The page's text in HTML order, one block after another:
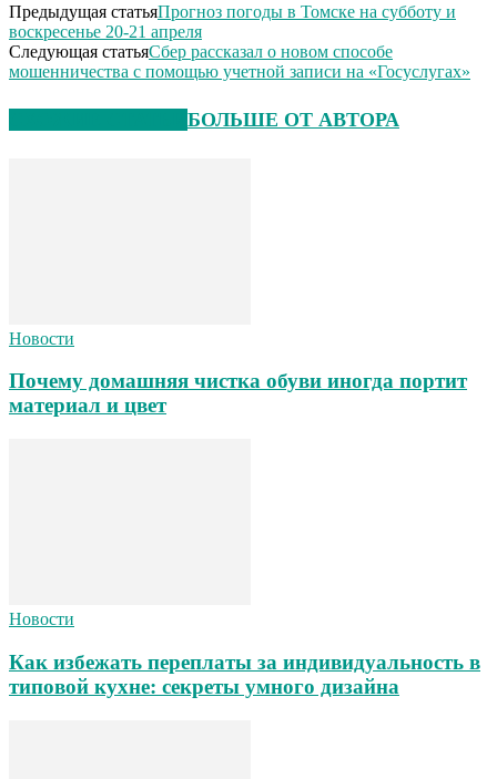
Предыдущая статьяПрогноз погоды в Томске на субботу и
воскресенье 20-21 апреля
Следующая статьяСбер рассказал о новом способе
мошенничества с помощью учетной записи на «Госуслугах»
БОЛЬШЕ ОТ АВТОРА
Новости
Почему домашняя чистка обуви иногда портит
материал и цвет
Новости
Как избежать переплаты за индивидуальность в
типовой кухне: секреты умного дизайна